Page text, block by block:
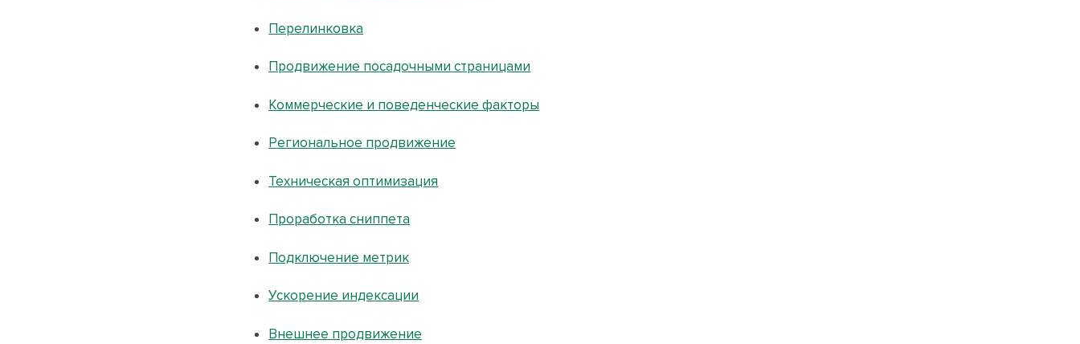
Перелинковка
Продвижение посадочными страницами
Коммерческие и поведенческие факторы
Региональное продвижение
Техническая оптимизация
Проработка сниппета
Подключение метрик
Ускорение индексации
Внешнее продвижение